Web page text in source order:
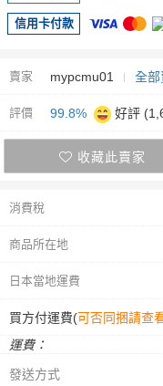
信用卡付款
賣家 mypcmu01 全部
評價 99.8% 好評
收藏此賣家
消費稅
商品所在地
日本當地運費
買方付運費(可否同捆請查
運費：
發送方式